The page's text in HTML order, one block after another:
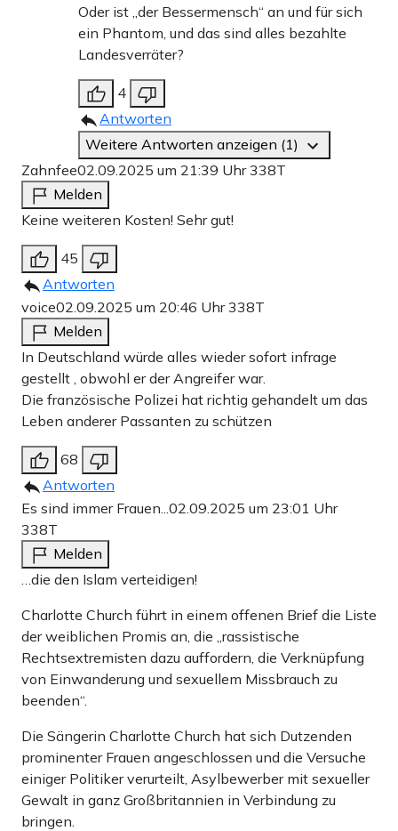
Oder ist „der Bessermensch“ an und für sich
ein Phantom, und das sind alles bezahlte
Landesverräter?
4
Antworten
Weitere Antworten anzeigen (1)
Zahnfee02.09.2025 um 21:39 Uhr338T
Melden
Keine weiteren Kosten! Sehr gut!
45
Antworten
voice02.09.2025 um 20:46 Uhr338T
Melden
In Deutschland würde alles wieder sofort infrage
gestellt , obwohl er der Angreifer war.
Die französische Polizei hat richtig gehandelt um das
Leben anderer Passanten zu schützen
68
Antworten
Es sind immer Frauen... 02.09.2025 um 23:01 Uhr
338T
Melden
…die den Islam verteidigen!
Charlotte Church führt in einem offenen Brief die Liste
der weiblichen Promis an, die „rassistische
Rechtsextremisten dazu auffordern, die Verknüpfung
von Einwanderung und sexuellem Missbrauch zu
beenden“.
Die Sängerin Charlotte Church hat sich Dutzenden
prominenter Frauen angeschlossen und die Versuche
einiger Politiker verurteilt, Asylbewerber mit sexueller
Gewalt in ganz Großbritannien in Verbindung zu
bringen.